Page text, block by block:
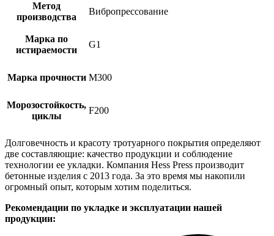
Метод
производства
Вибропрессование
Марка по
истираемости
G1
Марка прочности M300
Морозостойкость,
циклы
F200
Долговечность и красоту тротуарного покрытия определяют
две составляющие: качество продукции и соблюдение
технологии ее укладки. Компания Hess Press производит
бетонные изделия с 2013 года. За это время мы накопили
огромный опыт, которым хотим поделиться.
Рекомендации по укладке и эксплуатации нашей
продукции: